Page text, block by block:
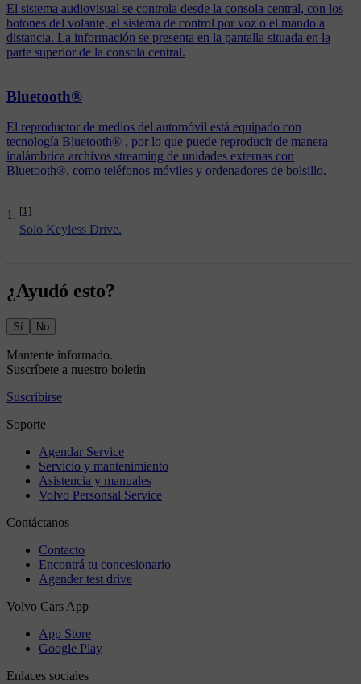
[1]
Solo Keyless Drive.
El sistema audiovisual se controla desde la consola central, con los
botones del volante, el sistema de control por voz o el mando a
distancia. La información se presenta en la pantalla situada en la
parte superior de la consola central.
Bluetooth®
El reproductor de medios del automóvil está equipado con
tecnología Bluetooth® , por lo que puede reproducir de manera
inalámbrica archivos streaming de unidades externas con
Bluetooth®, como teléfonos móviles y ordenadores de bolsillo.
¿Ayudó esto?
Sí No